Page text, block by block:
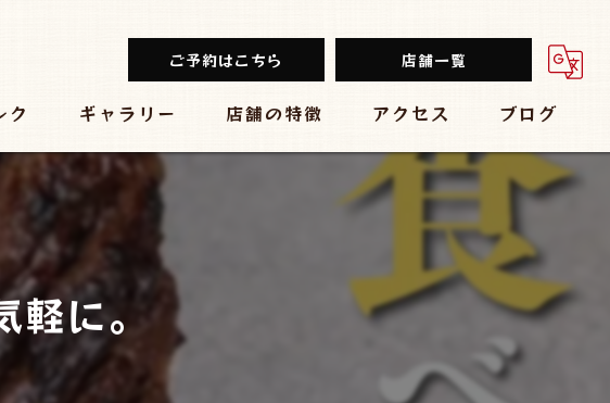
ご予約はこちら 店舗一覧
ク ギャラリー 店舗の特徴 アクセス
堂山餃子チャオズ
台湾まるごと食べ放題 台湾夜市 梅田店
大衆酒場 スタンド ぱと 梅田店
ブログ
軽に。